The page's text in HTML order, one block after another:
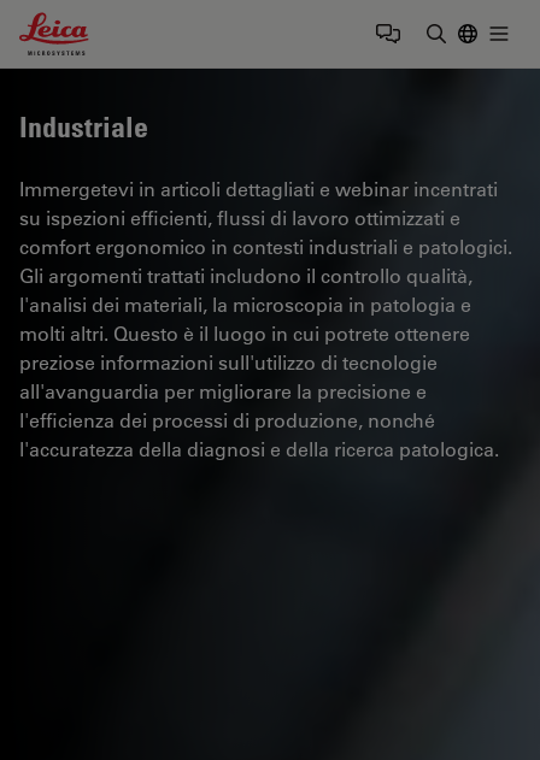
Leica Microsystems Logo
Industriale
Immergetevi in articoli dettagliati e webinar incentrati
su ispezioni efficienti, flussi di lavoro ottimizzati e
comfort ergonomico in contesti industriali e patologici.
Gli argomenti trattati includono il controllo qualità,
l'analisi dei materiali, la microscopia in patologia e
molti altri. Questo è il luogo in cui potrete ottenere
preziose informazioni sull'utilizzo di tecnologie
all'avanguardia per migliorare la precisione e
l'efficienza dei processi di produzione, nonché
l'accuratezza della diagnosi e della ricerca patologica.